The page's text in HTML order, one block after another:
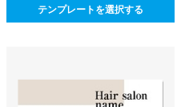
テンプレートを選択する